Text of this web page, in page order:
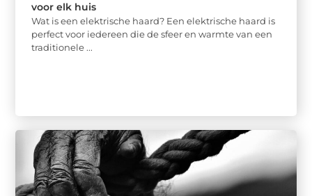
voor elk huis
Wat is een elektrische haard? Een elektrische haard is
perfect voor iedereen die de sfeer en warmte van een
traditionele ...